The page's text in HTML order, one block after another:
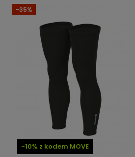
IndeksL22092403
ean138055528386657
» Podmiot odpowiedzialny
-10% z kodem MOVE
-35%